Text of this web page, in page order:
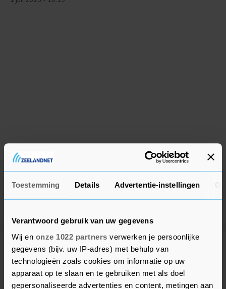
Toestemming Details Advertentie-instellingen
Verantwoord gebruik van uw gegevens
Wij en onze 1022 partners verwerken je persoonlijke
gegevens (bijv. uw IP-adres) met behulp van
technologieën zoals cookies om informatie op uw
apparaat op te slaan en te gebruiken met als doel
gepersonaliseerde advertenties en content, metingen aan
Meer uit Beveland
Spoedhulp bij medische